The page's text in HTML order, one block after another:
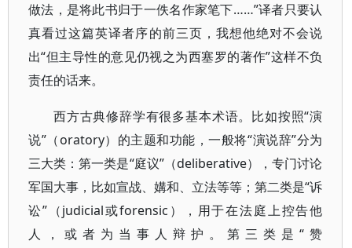
做法，是将此书归于一佚名作家笔下……”译者只要认
真看过这篇英译者序的前三页，我想他绝对不会说
出“但主导性的意见仍视之为西塞罗的著作”这样不负
责任的话来。
西方古典修辞学有很多基本术语。比如按照“演
说”（oratory）的主题和功能，一般将“演说辞”分为
三大类：第一类是“庭议”（deliberative），专门讨论
军国大事，比如宣战、媾和、立法等等；第二类是“诉
讼”（judicial或forensic），用于在法庭上控告他
人，或者为当事人辩护。第三类是“赞